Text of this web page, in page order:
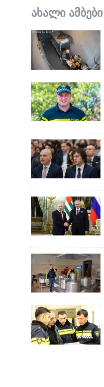
ახალი ამბები